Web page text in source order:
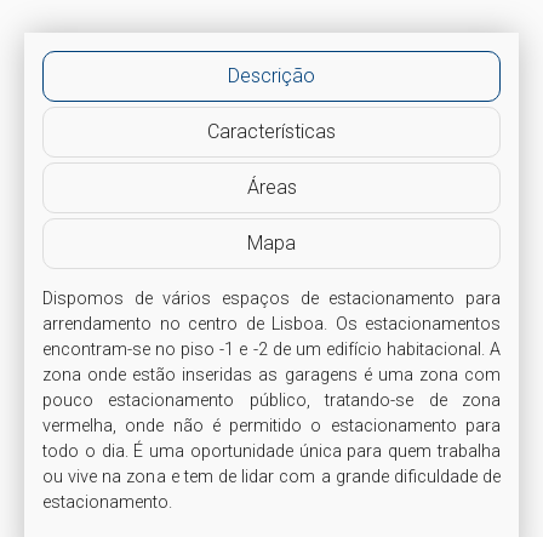
Descrição
Características
Áreas
Mapa
Dispomos de vários espaços de estacionamento para
arrendamento no centro de Lisboa. Os estacionamentos
encontram-se no piso -1 e -2 de um edifício habitacional. A
zona onde estão inseridas as garagens é uma zona com
pouco estacionamento público, tratando-se de zona
vermelha, onde não é permitido o estacionamento para
todo o dia. É uma oportunidade única para quem trabalha
ou vive na zona e tem de lidar com a grande dificuldade de
estacionamento.